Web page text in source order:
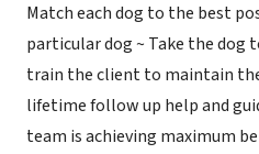
Match each dog to the best
particular dog ~ Take the dog
train the client to maintain
lifetime follow up help and
team is achieving maximum